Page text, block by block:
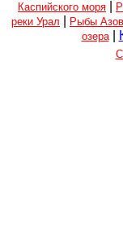
Каспийского моря
реки Урал
Рыбы
озера|